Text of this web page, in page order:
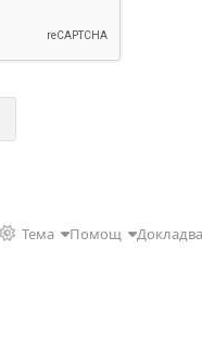
Тема Помощ